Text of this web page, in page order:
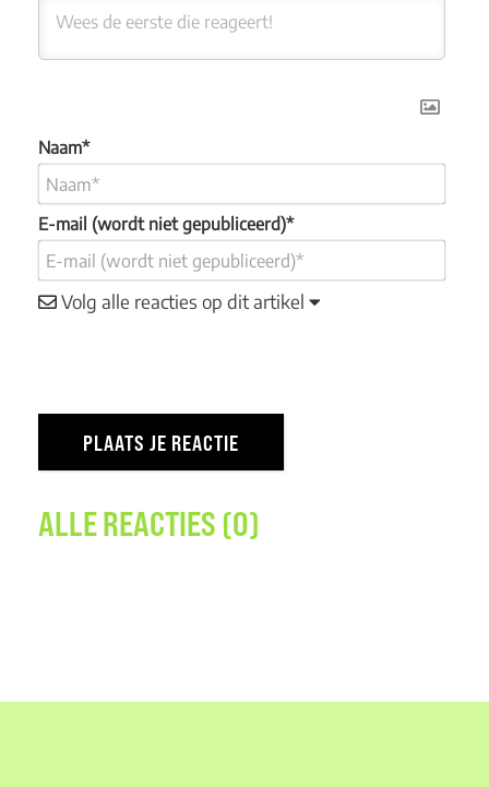
Naam*
E-mail (wordt niet gepubliceerd)*
Volg alle reacties op dit artikel
ALLE REACTIES (0)